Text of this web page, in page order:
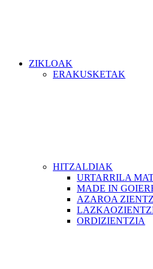
ZIKLOAK
ERAKUSKETAK
HITZALDIAK
URTARRILA
MADE IN
AZAROA
ORDIZIENTZIA